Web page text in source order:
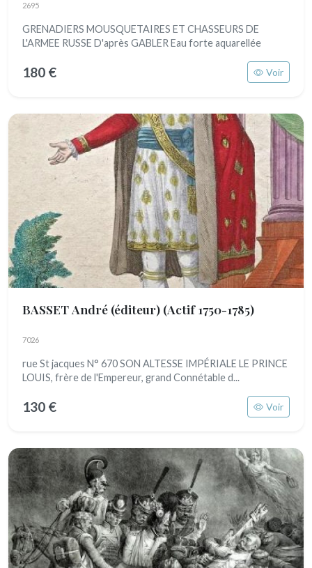
2695
GRENADIERS MOUSQUETAIRES ET CHASSEURS DE
L'ARMEE RUSSE D'après GABLER Eau forte aquarellée
180 € Voir
BASSET André (éditeur) (Actif 1750-1785)
7026
rue St jacques N° 670 SON ALTESSE IMPÉRIALE LE PRINCE
LOUIS, frère de l'Empereur, grand Connétable d...
130 € Voir